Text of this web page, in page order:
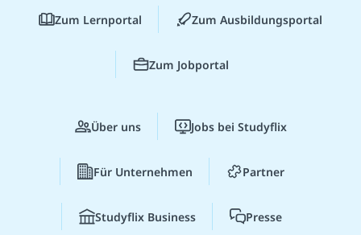
Zum Lernportal Zum Ausbildungsportal
Zum Jobportal
Über uns Jobs bei Studyflix
Für Unternehmen Partner
Studyflix Business Presse